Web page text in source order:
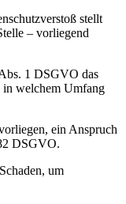
stellt
– vorliegend
1 DSGVO das
in welchem Umfang
ein Anspruch
DSGVO.
um